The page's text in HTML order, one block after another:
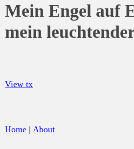
Mein Engel auf
mein
View tx
Home | About